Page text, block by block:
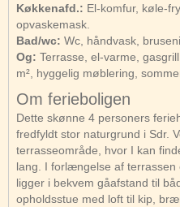
Køkkenafd.: El-komfur, køle-
opvaskemask.
Bad/wc: Wc, håndvask,
Og: Terrasse, el-varme,
m², hyggelig møblering,
Om ferieboligen
Dette skønne 4 personers
fredfyldt stor naturgrund i Sdr.
terrasseområde, hvor I kan
lang. I forlængelse af
ligger i bekvem gåafstand til
opholdsstue med loft til kip,